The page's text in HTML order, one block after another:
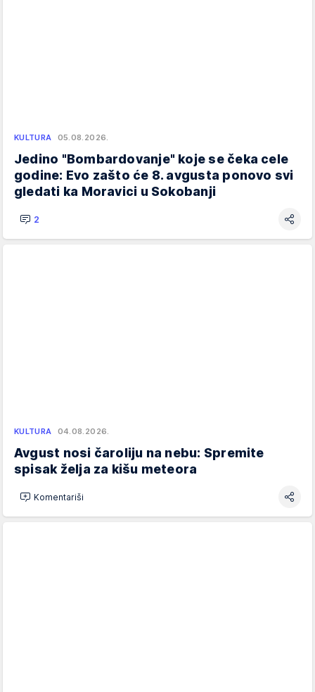
KULTURA 05.08.2026.
Jedino "Bombardovanje" koje se čeka cele
godine: Evo zašto će 8. avgusta ponovo svi
gledati ka Moravici u Sokobanji
2
KULTURA 04.08.2026.
Avgust nosi čaroliju na nebu: Spremite
spisak želja za kišu meteora
Komentariši